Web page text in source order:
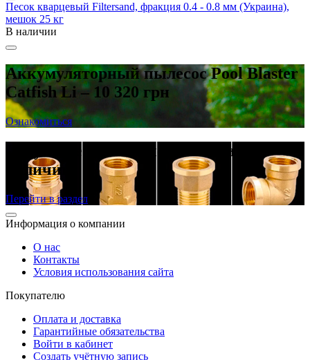
Песок кварцевый Filtersand, фракция 0.4 - 0.8 мм (Украина),
мешок 25 кг
В наличии
Аккумуляторный пылесос Pool Blaster
Catfish Li – 10 320 грн
Ознакомиться
Латунные резьбовые фитинги в
наличии
Перейти в раздел
Информация о компании
О нас
Контакты
Условия использования сайта
Покупателю
Оплата и доставка
Гарантийные обязательства
Войти в кабинет
Создать учётную запись